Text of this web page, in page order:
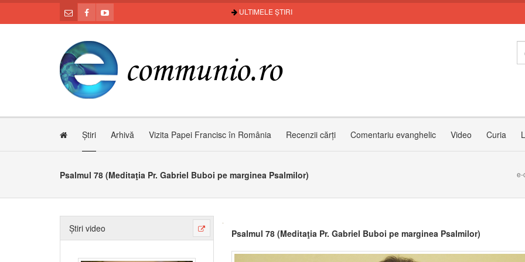
ULTIMELE ȘTIRI
Știri Arhivă Vizita Papei Francisc în România Recenzii cărți Comentariu evanghelic Video Curia
Psalmul 78 (Meditaţia Pr. Gabriel Buboi pe marginea Psalmilor) e-
Știri video Psalmul 78 (Meditaţia Pr. Gabriel Buboi pe marginea Psalmilor)